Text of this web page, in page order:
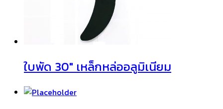
ใบพัด 30″ เหล็กหล่ออลูมิเนียม